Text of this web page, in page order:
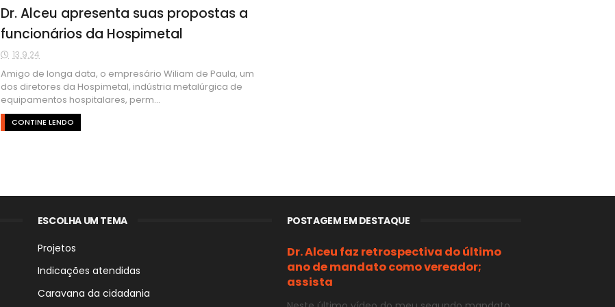
Dr. Alceu apresenta suas propostas a
funcionários da Hospimetal
13.9.24
Amigo de longa data, o empresário Wiliam de Paula, um
dos diretores da Hospimetal, indústria metalúrgica de
equipamentos hospitalares, perm...
CONTINE LENDO
ESCOLHA UM TEMA
Projetos
Indicações atendidas
Caravana da cidadania
POSTAGEM EM DESTAQUE
Dr. Alceu faz retrospectiva do último
ano de mandato como vereador;
assista